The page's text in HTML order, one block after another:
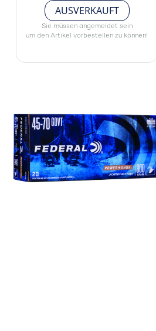
AUSVERKAUFT
Sie müssen angemeldet sein
um den Artikel vorbestellen zu können!